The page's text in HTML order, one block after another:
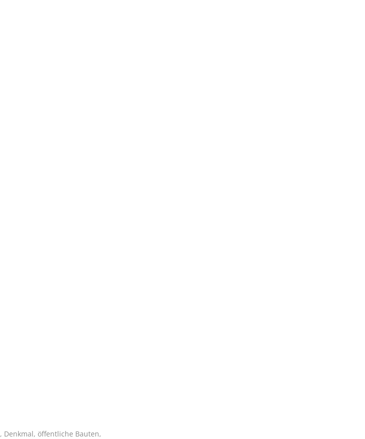
, Denkmal, öffentliche Bauten,